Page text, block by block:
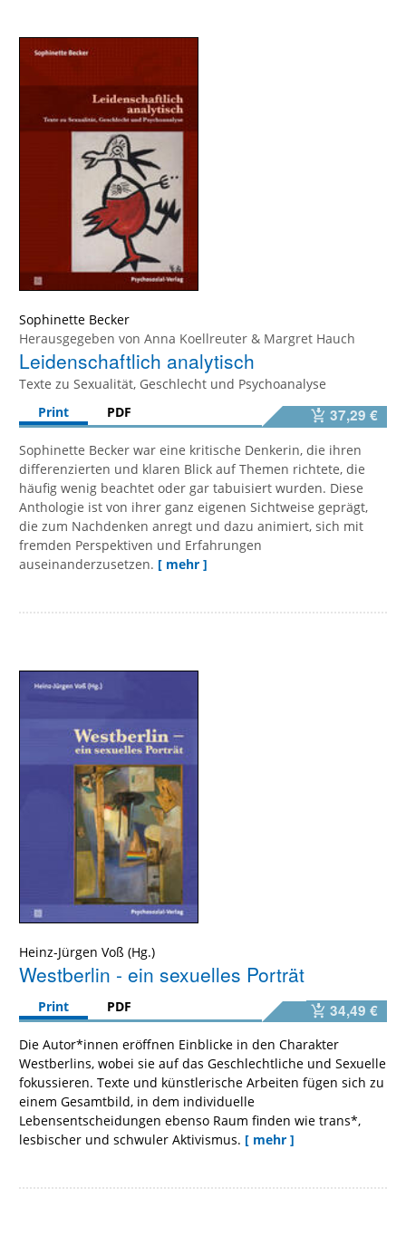
Sophinette Becker
Herausgegeben von Anna Koellreuter & Margret Hauch
Leidenschaftlich analytisch
Texte zu Sexualität, Geschlecht und Psychoanalyse
Print
PDF 37,29 €
Sophinette Becker war eine kritische Denkerin, die ihren
differenzierten und klaren Blick auf Themen richtete, die
häufig wenig beachtet oder gar tabuisiert wurden. Diese
Anthologie ist von ihrer ganz eigenen Sichtweise geprägt,
die zum Nachdenken anregt und dazu animiert, sich mit
fremden Perspektiven und Erfahrungen
auseinanderzusetzen. [ mehr ]
Heinz-Jürgen Voß
Westberlin - ein sexuelles Porträt
Print PDF 34,49 €
Die Autor*innen eröffnen Einblicke in den Charakter
Westberlins, wobei sie auf das Geschlechtliche und Sexuelle
fokussieren. Texte und künstlerische Arbeiten fügen sich zu
einem Gesamtbild, in dem individuelle
Lebensentscheidungen ebenso Raum finden wie trans*,
lesbischer und schwuler Aktivismus. [ mehr ]